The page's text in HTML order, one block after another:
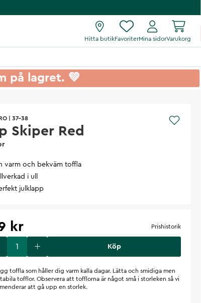
Hitta butikFavoriterMina sidorVarukorg
på lagret. 💚
37-38
Skiper Red
varm och bekväm toffla
i ull
julklapp
kr Prishistorik
Köp
toffla som håller dig varm kalla dagar. Lätta och smidiga men
tofflor. Observera att tofflorna är något små i storleken så vi
att gå upp en storlek.